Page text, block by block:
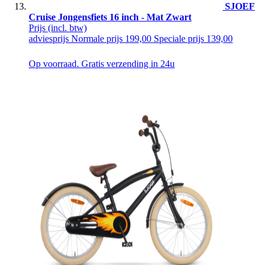
SJOEF
Cruise Jongensfiets 16 inch - Mat Zwart
Prijs (incl. btw)
adviesprijs Normale prijs 199,00 Speciale prijs 139,00
Op voorraad. Gratis verzending in 24u